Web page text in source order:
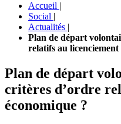
Accueil |
Social |
Actualités |
Plan de départ
relatifs au licenciement
Plan de départ
critères d’ordre
économique ?